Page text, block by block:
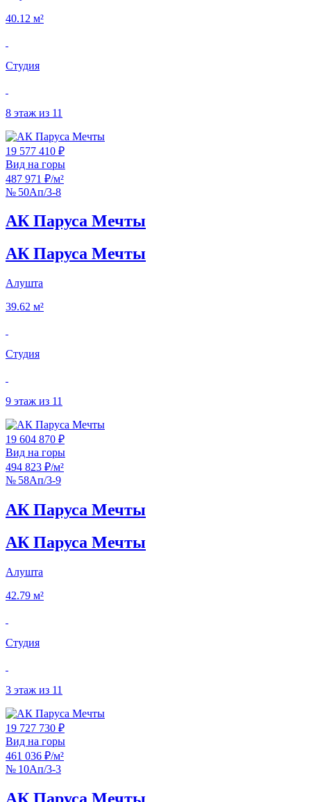
40.12 м²
Студия
8 этаж из 11
19 577 410 ₽
Вид на горы
487 971 ₽/м²
№ 50Ап/3-8
АК Паруса Мечты
АК Паруса Мечты
Алушта
39.62 м²
Студия
9 этаж из 11
19 604 870 ₽
Вид на горы
494 823 ₽/м²
№ 58Ап/3-9
АК Паруса Мечты
АК Паруса Мечты
Алушта
42.79 м²
Студия
3 этаж из 11
19 727 730 ₽
Вид на горы
461 036 ₽/м²
№ 10Ап/3-3